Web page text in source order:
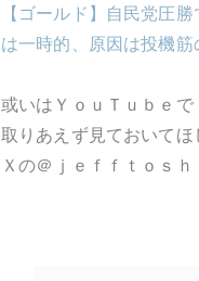
【ゴールド】自民党圧
は一時的、原因は投機筋
或いはＹｏｕＴｕｂｅ
取りあえず見ておいてほ
Ｘの＠ｊｅｆｆｔｏｓｈ